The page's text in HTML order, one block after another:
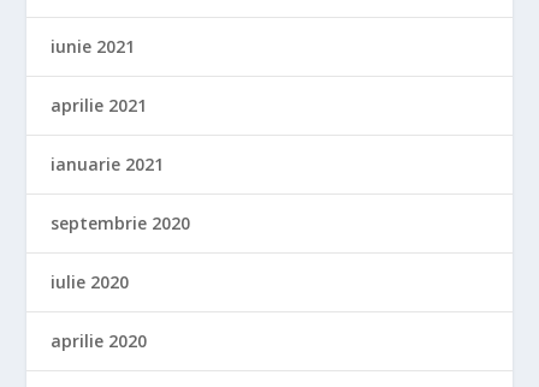
iunie 2021
aprilie 2021
ianuarie 2021
septembrie 2020
iulie 2020
aprilie 2020